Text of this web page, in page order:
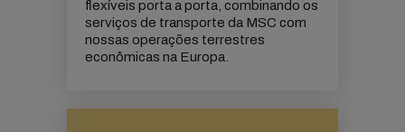
flexíveis porta a porta, combinando os
serviços de transporte da MSC com
nossas operações terrestres
econômicas na Europa.